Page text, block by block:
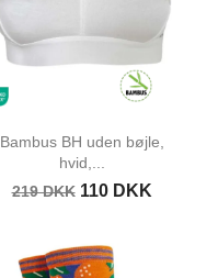
Bambus BH uden bøjle,
hvid,...
219 DKK 110 DKK